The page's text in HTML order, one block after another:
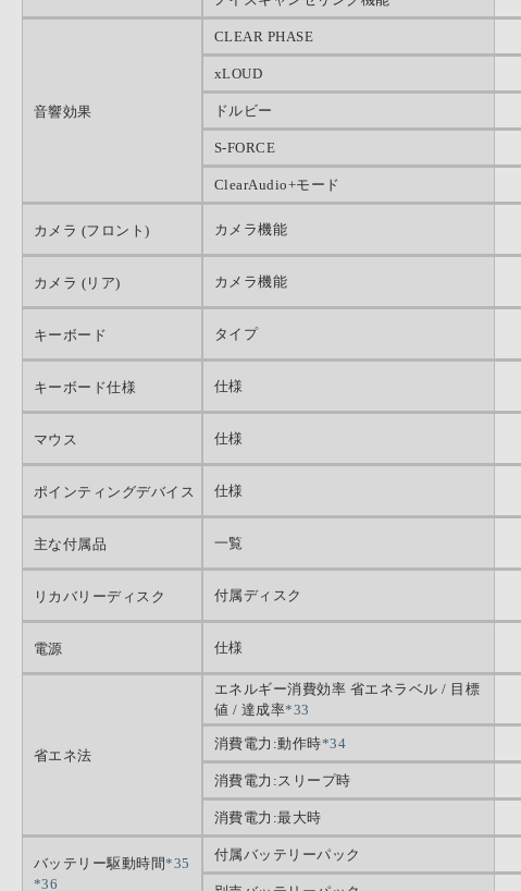
音響効果
CLEAR PHASE
xLOUD
ドルビー
S-FORCE
ClearAudio+モード
カメラ (フロント) カメラ機能
カメラ (リア) カメラ機能
キーボード タイプ
キーボード仕様 仕様
マウス 仕様
ポインティングデバイス 仕様
主な付属品 一覧
リカバリーディスク 付属ディスク
電源 仕様
省エネ法
エネルギー消費効率 省エネラベル / 目標
値 / 達成率*33
消費電力:動作時*34
消費電力:スリープ時
消費電力:最大時
バッテリー駆動時間*35
*36
付属バッテリーパック